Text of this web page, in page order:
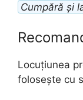
Cumpără și
Locuțiunea
folosește cu